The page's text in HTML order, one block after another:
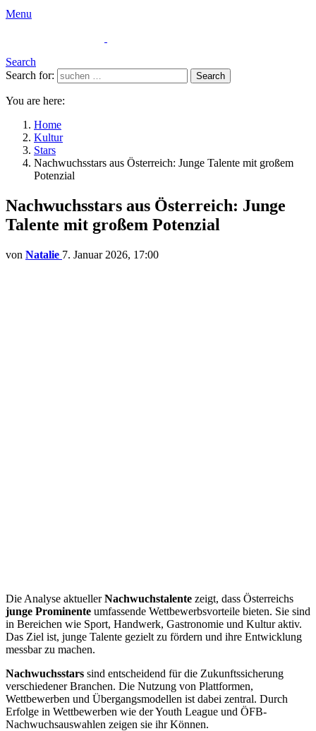
Menu
Search
Search for:
Search
You are here:
Home
Kultur
Stars
Nachwuchsstars aus Österreich: Junge Talente mit großem
Potenzial
Nachwuchsstars aus Österreich: Junge
Talente mit großem Potenzial
von Natalie 7. Januar 2026, 17:00
Die Analyse aktuellerNachwuchstalente zeigt, dass Österreichs
junge Prominente umfassende Wettbewerbsvorteile bieten. Sie sind
in Bereichen wie Sport, Handwerk, Gastronomie und Kultur aktiv.
Das Ziel ist, junge Talente gezielt zu fördern und ihre Entwicklung
messbar zu machen.
Nachwuchsstars sind entscheidend für die Zukunftssicherung
verschiedener Branchen. Die Nutzung von Plattformen,
Wettbewerben und Übergangsmodellen ist dabei zentral. Durch
Erfolge in Wettbewerben wie der Youth League und ÖFB-
Nachwuchsauswahlen zeigen sie ihr Können.